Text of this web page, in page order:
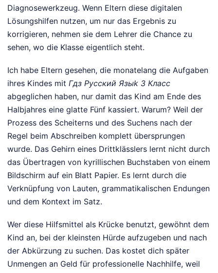
Diagnosewerkzeug. Wenn Eltern diese digitalen
Lösungshilfen nutzen, um nur das Ergebnis zu
korrigieren, nehmen sie dem Lehrer die Chance zu
sehen, wo die Klasse eigentlich steht.
Ich habe Eltern gesehen, die monatelang die Aufgaben
ihres Kindes mit Гдз Русский Языk 3 Класс
abgeglichen haben, nur damit das Kind am Ende des
Halbjahres eine glatte Fünf kassiert. Warum? Weil der
Prozess des Scheiterns und des Suchens nach der
Regel beim Abschreiben komplett übersprungen
wurde. Das Gehirn eines Drittklässlers lernt nicht durch
das Übertragen von kyrillischen Buchstaben von einem
Bildschirm auf ein Blatt Papier. Es lernt durch die
Verknüpfung von Lauten, grammatikalischen Endungen
und dem Kontext im Satz.
Wer diese Hilfsmittel als Krücke benutzt, gewöhnt dem
Kind an, bei der kleinsten Hürde aufzugeben und nach
der Abkürzung zu suchen. Das kostet dich später
Unmengen an Geld für professionelle Nachhilfe, weil